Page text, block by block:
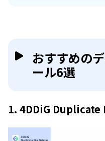
おすすめの
ール6選
1. 4DDiG